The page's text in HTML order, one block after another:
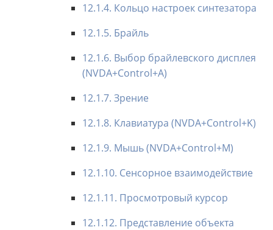
12.1.4. Кольцо настроек синтезатора
12.1.5. Брайль
12.1.6. Выбор брайлевского дисплея
(NVDA+Control+A)
12.1.7. Зрение
12.1.8. Клавиатура (NVDA+Control+K)
12.1.9. Мышь (NVDA+Control+M)
12.1.10. Сенсорное взаимодействие
12.1.11. Просмотровый курсор
12.1.12. Представление объекта